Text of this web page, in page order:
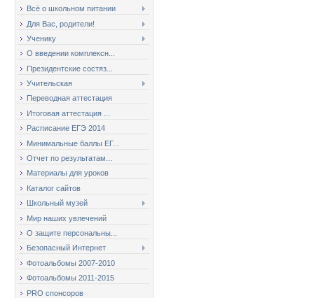
Всё о школьном питании
Для Вас, родители!
Ученику
О введении комплексн...
Президентские состяз...
Учительская
Переводная аттестация
Итоговая аттестация ...
Расписание ЕГЭ 2014
Минимальные баллы ЕГ...
Отчет по результатам...
Материалы для уроков
Каталог сайтов
Школьный музей
Мир наших увлечений
О защите персональны...
Безопасный Интернет
Фотоальбомы 2007-2010
Фотоальбомы 2011-2015
PRO спонсоров